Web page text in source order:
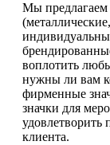
Мы
воплотить
нужны ли вам
фирменные
значки для
удовлетворить
клиента.